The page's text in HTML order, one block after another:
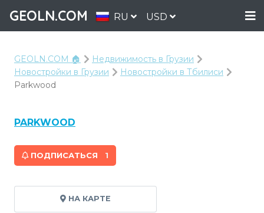
GEOLN.COM RU USD
GEOLN.COM 🏠
Недвижимость в Грузии
Новостройки в Грузии
Новостройки в Тбилиси
Parkwood
PARKWOOD
ПОДПИСАТЬСЯ 1
НА КАРТЕ